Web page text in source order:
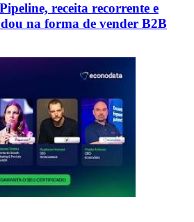
receita recorrente e
na forma de vender B2B